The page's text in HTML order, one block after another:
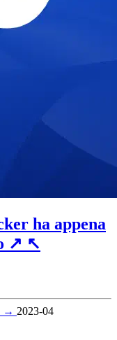
ha appena
↗ ↖
→ 2023-04